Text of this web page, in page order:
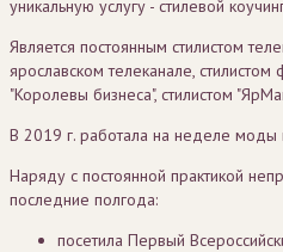
уникальную услугу - стилевой
Является постоянным стилистом
ярославском телеканале,
"Королевы бизнеса", стилистом
В 2019 г. работала на неделе моды
Наряду с постоянной практикой
последние полгода:
посетила Первый